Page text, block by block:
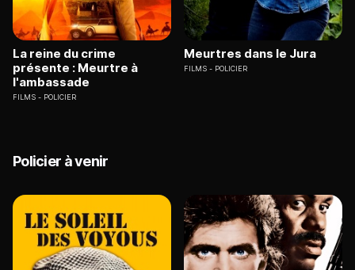
La reine du crime
présente : Meurtre à
l'ambassade
FILMS POLICIER
Meurtres dans le Jura
FILMS POLICIER
Policier à venir